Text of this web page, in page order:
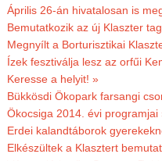
Április 26-án hivatalosan is
Bemutatkozik az új Klaszter
Megnyílt a Borturisztikai
Ízek fesztiválja lesz az orfűi
Keresse a helyit! »
Bükkösdi Ökopark farsangi
Ökocsiga 2014. évi programjai
Erdei kalandtáborok
Elkészültek a Klasztert